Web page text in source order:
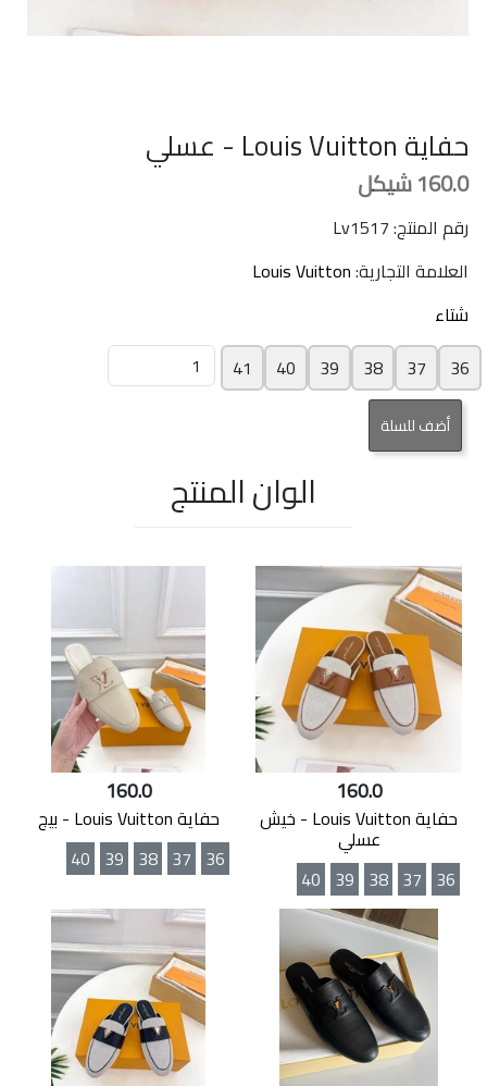
حفاية Louis Vuitton - عسلي
160.0شيكل
رقم المنتج: Lv1517
العلامة التجارية:Louis Vuitton
شتاء
36
37
38
39
40
41
الوان المنتج
160.0
حفاية Louis Vuitton - خيش
عسلي
36
37
38
39
40
160.0
حفاية Louis Vuitton - بيج
36
37
38
39
40